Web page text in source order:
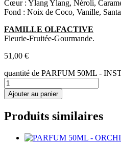
Cœur : Ylang Ylang, Néroli,
Fond : Noix de Coco, Vanille,
FAMILLE OLFACTIVE
Fleurie-Fruitée-Gourmande.
51,00 €
quantité de PARFUM 50ML -
Ajouter au panier
Produits similaires